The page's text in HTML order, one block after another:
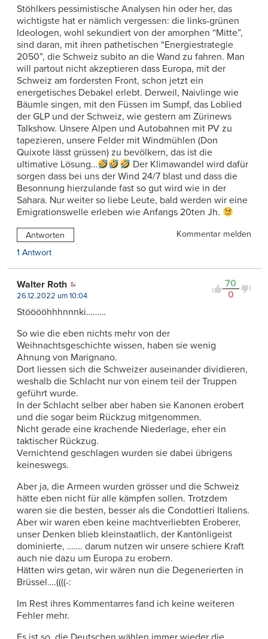
Stöhlkers pessimistische Analysen hin oder her, das
wichtigste hat er nämlich vergessen: die links-grünen
Ideologen, wohl sekundiert von der amorphen “Mitte”,
sind daran, mit ihren pathetischen “Energiestrategie
2050”, die Schweiz subito an die Wand zu fahren. Man
will partout nicht akzeptieren dass Europa, mit der
Schweiz am fordersten Front, schon jetzt ein
energetisches Debakel erlebt. Derweil, Naivlinge wie
Bäumle singen, mit den Füssen im Sumpf, das Loblied
der GLP und der Schweiz, wie gestern am Zürinews
Talkshow. Unsere Alpen und Autobahnen mit PV zu
tapezieren, unsere Felder mit Windmühlen (Don
Quixote lässt grüssen) zu bevölkern, das ist die
ultimative Lösung…
Der Klimawandel wird dafür
sorgen dass bei uns der Wind 24/7 blast und dass die
Besonnung hierzulande fast so gut wird wie in der
Sahara. Nur weiter so liebe Leute, bald werden wir eine
Emigrationswelle erleben wie Anfangs 20ten Jh.
Antworten
Kommentar melden
1 Antwort
70
0
Walter Roth
26.12.2022 um 10:04
Stööööhhhnnnki………
So wie die eben nichts mehr von der
Weihnachtsgeschichte wissen, haben sie wenig
Ahnung von Marignano.
Dort liessen sich die Schweizer auseinander dividieren,
weshalb die Schlacht nur von einem teil der Truppen
geführt wurde.
In der Schlacht selber aber haben sie Kanonen erobert
und die sogar beim Rückzug mitgenommen.
Nicht gerade eine krachende Niederlage, eher ein
taktischer Rückzug.
Vernichtend geschlagen wurden sie dabei übrigens
keineswegs.
Aber ja, die Armeen wurden grösser und die Schweiz
hätte eben nicht für alle kämpfen sollen. Trotzdem
waren sie die besten, besser als die Condottieri Italiens.
Aber wir waren eben keine machtverliebten Eroberer,
unser Denken blieb kleinstaatlich, der Kantönligeist
dominierte, ……. darum nutzen wir unsere schiere Kraft
auch nie dazu um Europa zu erobern.
Hätten wirs getan, wir wären nun die Degenerierten in
Brüssel….((((-:
Im Rest ihres Kommentarres fand ich keine weiteren
Fehler mehr.